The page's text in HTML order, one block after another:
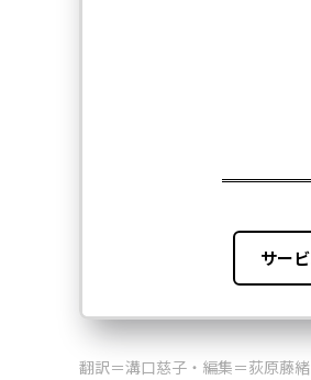
翻訳＝溝口慈子・編集＝荻原藤緒